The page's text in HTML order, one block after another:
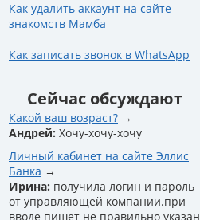
Как удалить аккаунт на сайте
знакомств Мамба
Как записать звонок в WhatsApp
Сейчас обсуждают
Какой ваш возраст?
Андрей: Хочу-хочу-хочу
Личный кабинет на сайте Эллис
Банка
Ирина: получила логин и пароль
от управляющей компании.при
вводе пишет не правильно указан